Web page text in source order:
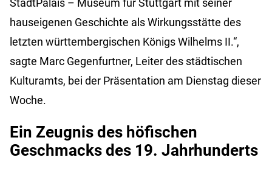
StadtPalais – Museum für Stuttgart mit seiner
hauseigenen Geschichte als Wirkungsstätte des
letzten württembergischen Königs Wilhelms II.“,
sagte Marc Gegenfurtner, Leiter des städtischen
Kulturamts, bei der Präsentation am Dienstag dieser
Woche.
Ein Zeugnis des höfischen
Geschmacks des 19. Jahrhunderts